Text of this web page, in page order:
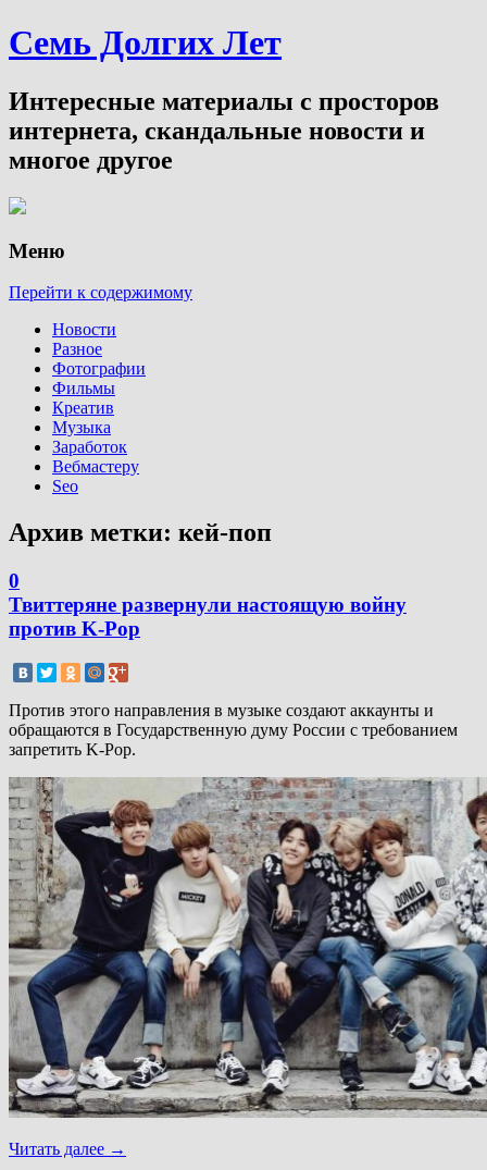
Семь Долгих Лет
Интересные материалы с просторов
интернета, скандальные новости и
многое другое
Меню
Перейти к содержимому
Новости
Разное
Фотографии
Фильмы
Креатив
Музыка
Заработок
Вебмастеру
Seo
Архив метки: кей-поп
0
Твиттеряне развернули настоящую войну
против K-Pop
Против этого направления в музыке создают аккаунты и
обращаются в Государственную думу России с требованием
запретить K-Pop.
Читать далее →